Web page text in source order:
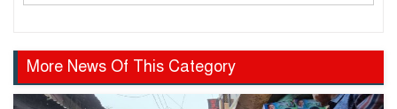
More News Of This Category